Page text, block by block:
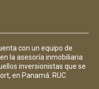
con un equipo de
la asesoría inmobiliaria
inversionistas que se
en Panamá. RUC